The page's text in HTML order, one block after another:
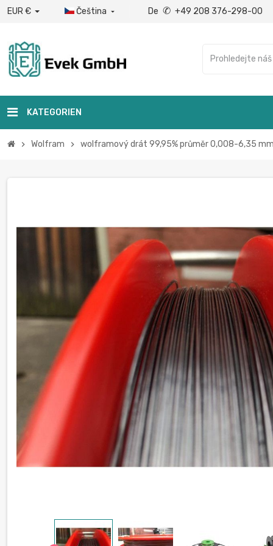
EUR € Čeština  De ✆ +49 208 376-298-00
KATEGORIEN
chevron_right Wolfram chevron_right wolframový drát 99,95% průměr 0,008-6,35